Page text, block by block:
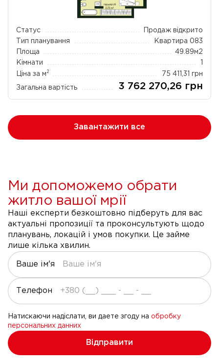
Статус
Продаж відкрито
Тип планування
Квартира 083
Площа
49.89м2
Кімнати
Ціна за м 2 75 411,31 грн
Загальна вартість 3 762 270,26 грн
Завантажити все
Ми допоможемо обрати
житло вашої мрії
Наші експерти безкоштовно підберуть для вас
актуальні пропозиції та проконсультують щодо
планувань, локацій і умов покупки. Це займе
лише кілька хвилин.
Ваше ім'я
Телефон
Натискаючи надіслати, ви даете згоду на обробку
персональних данних
Відправити